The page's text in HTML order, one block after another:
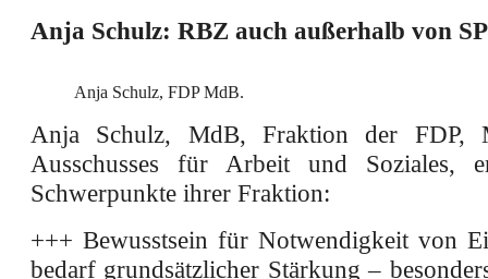
Anja Schulz: RBZ auch außerhalb von
Anja Schulz, FDP MdB.
Anja Schulz, MdB, Fraktion der FDP,
Ausschusses für Arbeit und Soziales,
Schwerpunkte ihrer Fraktion:
+++ Bewusstsein für Notwendigkeit von
bedarf grundsätzlicher Stärkung –